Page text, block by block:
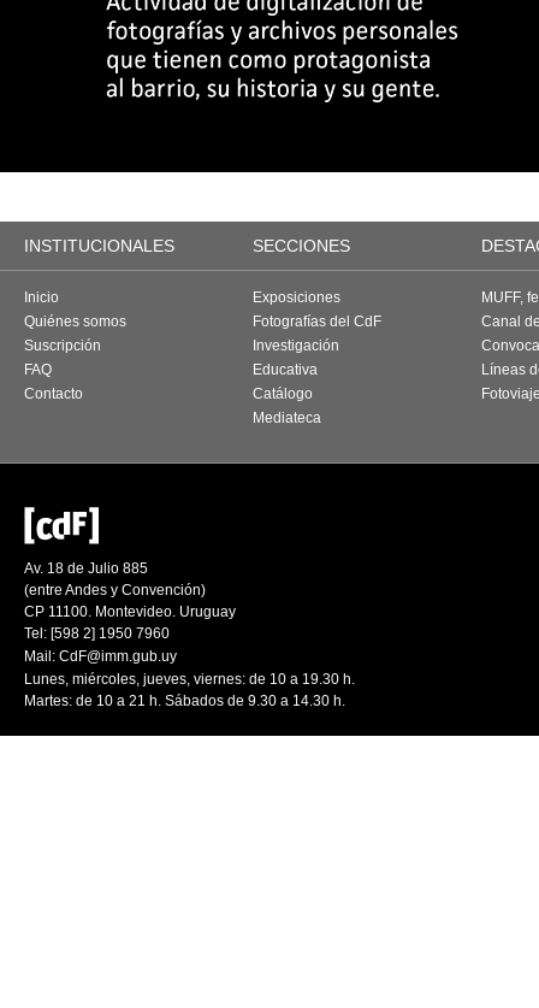
INSTITUCIONALES SECCIONES
Inicio
Quiénes somos
Suscripción
FAQ
Contacto
Exposiciones
Fotografías del CdF
Investigación
Educativa
Catálogo
Mediateca
MUFF,
Canal
Líneas
Av. 18 de Julio 885
(entre Andes y Convención)
CP 11100. Montevideo. Uruguay
Tel: [598 2] 1950 7960
Mail: CdF@imm.gub.uy
Lunes, miércoles, jueves, viernes: de 10 a 19.30 h.
Martes: de 10 a 21 h. Sábados de 9.30 a 14.30 h.